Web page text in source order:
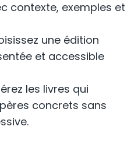
contexte, exemples et
une édition
et accessible
les livres qui
concrets sans